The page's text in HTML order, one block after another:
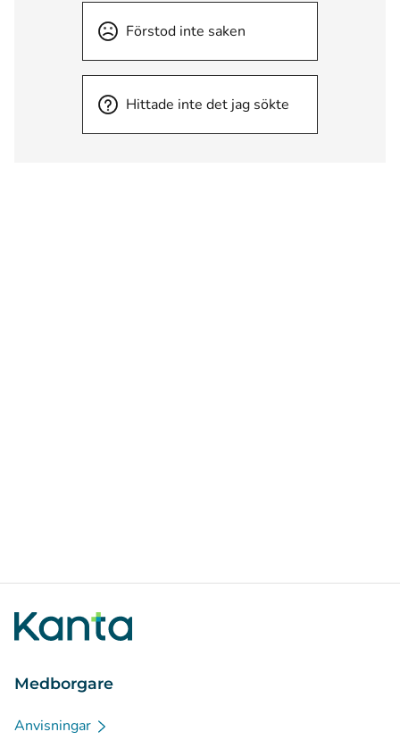
Förstod inte saken
Hittade inte det jag sökte
Medborgare
Anvisningar